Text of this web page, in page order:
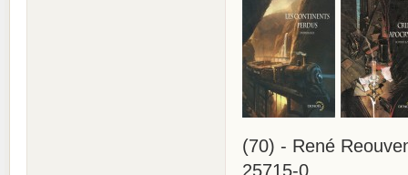
(70) - René
25715-0